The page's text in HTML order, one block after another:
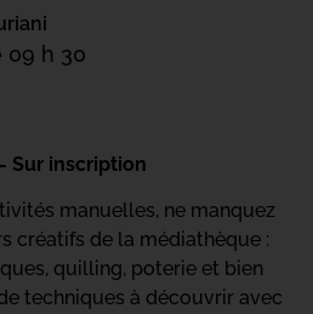
09 h 30
Sur inscription
manuelles, ne manquez
créatifs de la médiathèque :
quilling, poterie et bien
techniques à découvrir avec